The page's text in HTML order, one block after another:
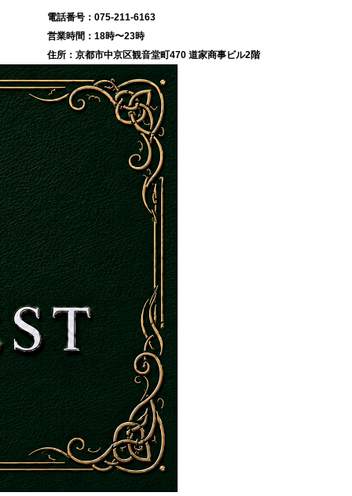
075-211-6163
18時〜23時
京都市中京区観音堂町470 道家商事ビル2階